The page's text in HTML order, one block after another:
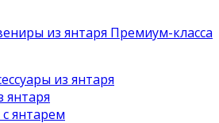
из янтаря Премиум-класса
из янтаря
янтаря
янтарем